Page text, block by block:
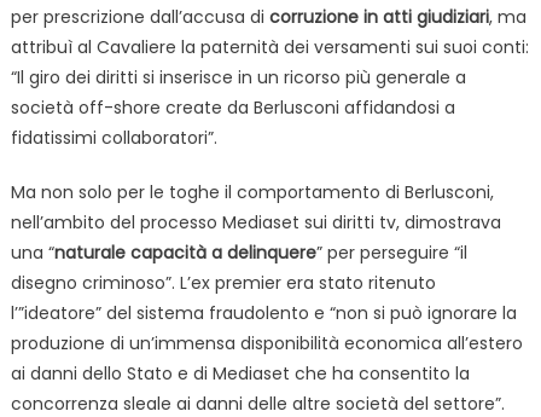
per prescrizione dall’accusa di corruzione in atti giudiziari, ma
attribuì al Cavaliere la paternità dei versamenti sui suoi conti:
“Il giro dei diritti si inserisce in un ricorso più generale a
società off-shore create da Berlusconi affidandosi a
fidatissimi collaboratori”.
Ma non solo per le toghe il comportamento di Berlusconi,
nell’ambito del processo Mediaset sui diritti tv, dimostrava
una “naturale capacità a delinquere” per perseguire “il
disegno criminoso”. L’ex premier era stato ritenuto
l’”ideatore” del sistema fraudolento e “non si può ignorare la
produzione di un’immensa disponibilità economica all’estero
ai danni dello Stato e di Mediaset che ha consentito la
concorrenza sleale ai danni delle altre società del settore”.